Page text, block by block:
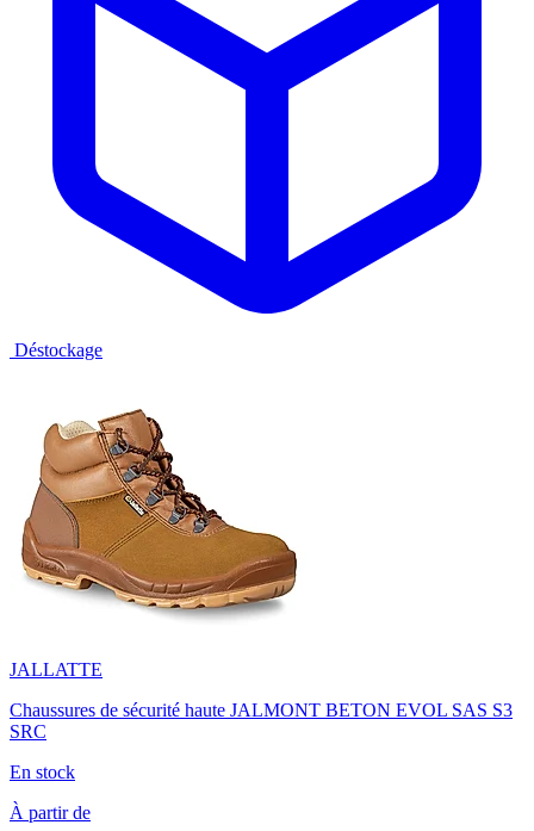
Déstockage
JALLATTE
Chaussures de sécurité haute JALMONT BETON EVOL SAS S3
SRC
En stock
À partir de